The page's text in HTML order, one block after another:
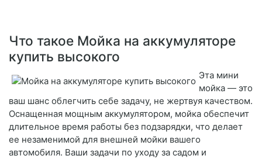
Что такое Мойка на аккумуляторе
купить высокого
Эта мини
мойка — это
ваш шанс облегчить себе задачу, не жертвуя качеством.
Оснащенная мощным аккумулятором, мойка обеспечит
длительное время работы без подзарядки, что делает
ее незаменимой для внешней мойки вашего
автомобиля. Ваши задачи по уходу за садом и